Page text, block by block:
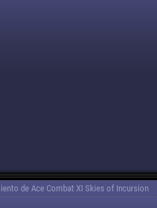
de Ace Combat XI Skies of Incursion